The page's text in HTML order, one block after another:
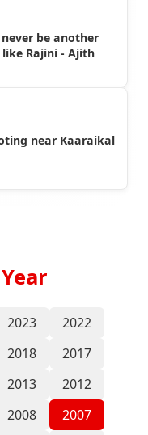
be another
Rajini - Ajith
near Kaaraikal
2023
2022
2018
2017
2013
2012
2008
2007